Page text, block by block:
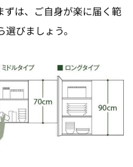
ずは、ご自身が楽に届く範
びましょう。